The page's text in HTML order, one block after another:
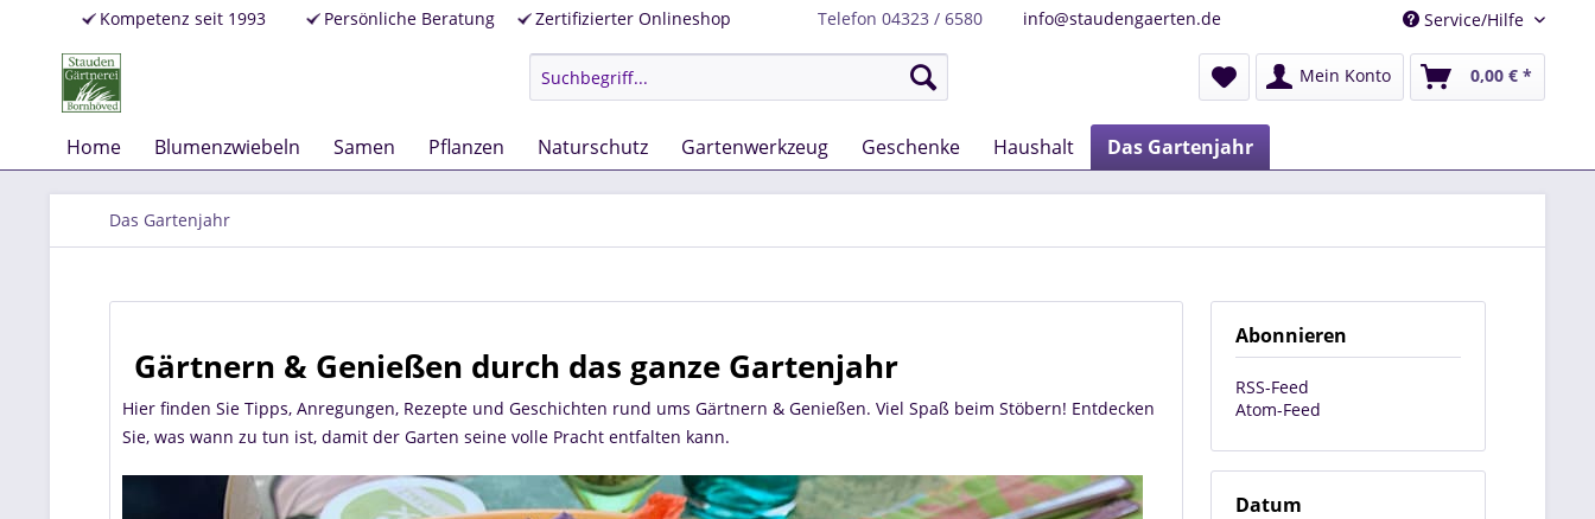
Kompetenz seit 1993 Persönliche Beratung Zertifizierter Onlineshop Telefon 04323 / 6580 info@staudengaerten.de Service/Hilfe
Mein Konto 0,00 € *
Home Blumenzwiebeln Samen Pflanzen Naturschutz Gartenwerkzeug Geschenke Haushalt Das Gartenjahr
Das Gartenjahr
Abonnieren
RSS-Feed
Atom-Feed
Datum
Gärtnern & Genießen durch das ganze Gartenjahr
Hier finden Sie Tipps, Anregungen, Rezepte und Geschichten rund ums Gärtnern & Genießen. Viel Spaß beim Stöbern! Entdecken
Sie, was wann zu tun ist, damit der Garten seine volle Pracht entfalten kann.